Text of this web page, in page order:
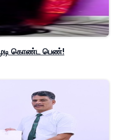
கொண்ட பெண்!